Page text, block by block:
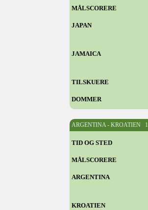
MÅLSCORERE
JAPAN
JAMAICA
TILSKUERE
DOMMER
ARGENTINA - KROATIEN
TID OG STED
MÅLSCORERE
ARGENTINA
KROATIEN